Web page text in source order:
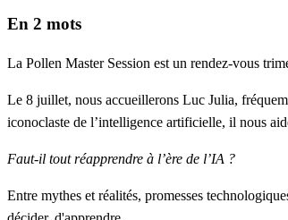
En 2 mots
La Pollen Master Session est un rendez-vous
Le 8 juillet, nous accueillerons Luc Julia,
iconoclaste de l’intelligence artificielle, il nous
Faut-il tout réapprendre à l’ère de l’IA ?
Entre mythes et réalités, promesses